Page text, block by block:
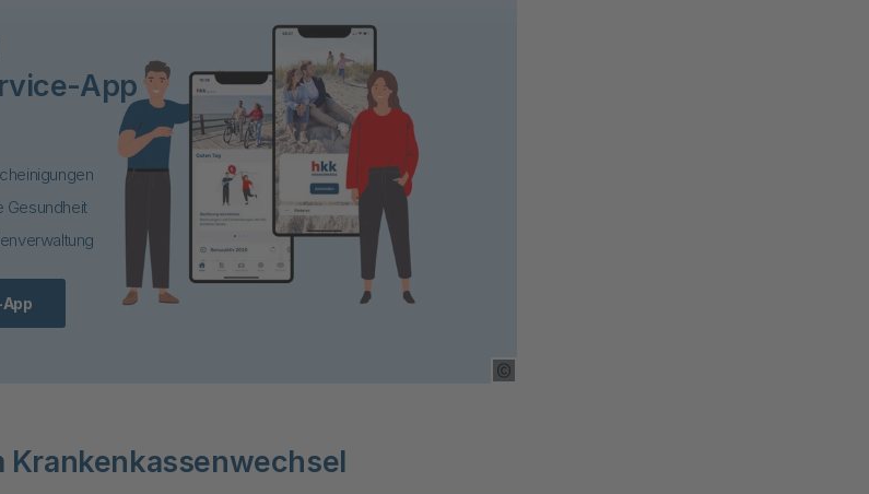
App
Gesundheit
Copyright Tooltip öffnen
Krankenkassenwechsel